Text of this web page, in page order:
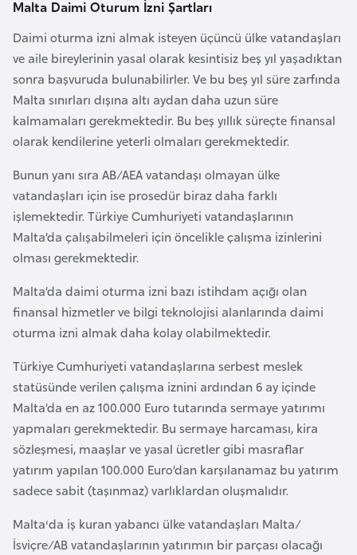
Malta Daimi Oturum İzni Şartları
Daimi oturma izni almak isteyen üçüncü ülke vatandaşları
ve aile bireylerinin yasal olarak kesintisiz beş yıl yaşadıktan
sonra başvuruda bulunabilirler. Ve bu beş yıl süre zarfında
Malta sınırları dışına altı aydan daha uzun süre
kalmamaları gerekmektedir. Bu beş yıllık süreçte finansal
olarak kendilerine yeterli olmaları gerekmektedir.
Bunun yanı sıra AB/AEA vatandaşı olmayan ülke
vatandaşları için ise prosedür biraz daha farklı
işlemektedir. Türkiye Cumhuriyeti vatandaşlarının
Malta’da çalışabilmeleri için öncelikle çalışma izinlerini
olması gerekmektedir.
Malta’da daimi oturma izni bazı istihdam açığı olan
finansal hizmetler ve bilgi teknolojisi alanlarında daimi
oturma izni almak daha kolay olabilmektedir.
Türkiye Cumhuriyeti vatandaşlarına serbest meslek
statüsünde verilen çalışma iznini ardından 6 ay içinde
Malta’da en az 100.000 Euro tutarında sermaye yatırımı
yapmaları gerekmektedir. Bu sermaye harcaması, kira
sözleşmesi, maaşlar ve yasal ücretler gibi masraflar
yatırım yapılan 100.000 Euro’dan karşılanamaz bu yatırım
sadece sabit (taşınmaz) varlıklardan oluşmalıdır.
Malta'da iş kuran yabancı ülke vatandaşları Malta/
İsviçre/AB vatandaşlarının yatırımın bir parçası olacağı
r
i
y
e
t
i
C
e
z
a
y
r
C
i
b
u
t
i
Ç
n